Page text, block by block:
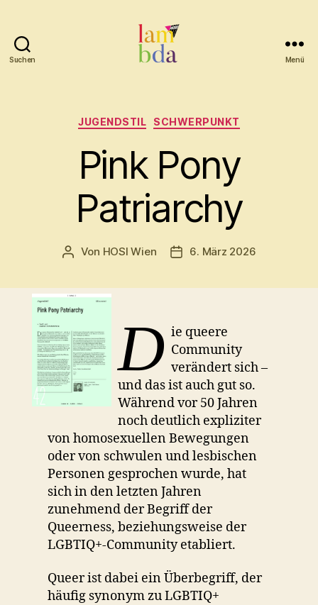
Suchen Menü
Kategorien
JUGENDSTIL SCHWERPUNKT
Pink Pony
Patriarchy
Beitragsautor
Von HOSI Wien Beitragsdatum
6. März 2026
D ie queere
Community
verändert sich –
und das ist auch gut so.
Während vor 50 Jahren
noch deutlich expliziter
von homosexuellen Bewegungen
oder von schwulen und lesbischen
Personen gesprochen wurde, hat
sich in den letzten Jahren
zunehmend der Begriff der
Queerness, beziehungsweise der
LGBTIQ+-Community etabliert.
Queer ist dabei ein Überbegriff, der
häufig synonym zu LGBTIQ+